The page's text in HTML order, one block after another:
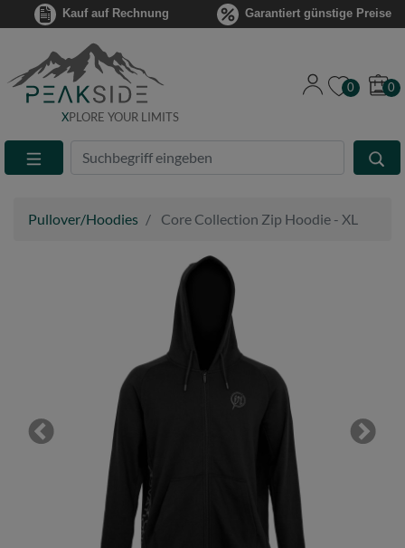
Kauf auf Rechnung Garantiert günstige Preise
XPLORE YOUR LIMITS
Suche
Eingabefeld
0 0
Pullover/Hoodies Core Collection Zip Hoodie - XL
Previous Next